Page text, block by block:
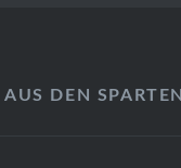
DEN SPARTEN